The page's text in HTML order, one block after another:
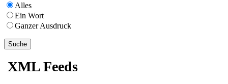
Alles
Ein Wort
Ganzer Ausdruck
XML Feeds